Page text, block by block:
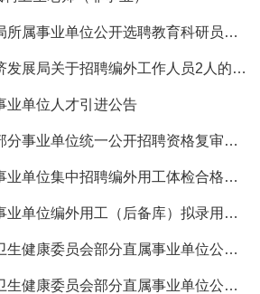
2026年嘉兴市教育局所属事业单位公开选聘教育科研员初审情况及
2026玉环市海洋经济发展局关于招聘编外工作人员2人的启事
业单位人才引进公告
关于2026年平阳县部分事业单位统一公开招聘资格复审第七次递补
2026年云和县机关事业单位集中招聘编外用工体检合格及入围考察
2026年云和县机关事业单位编外用工（后备库）拟录用人员公示（
关于2026年舟山市卫生健康委员会部分直属事业单位公开招聘卫..
关于2026年舟山市卫生健康委员会部分直属事业单位公开招聘卫..